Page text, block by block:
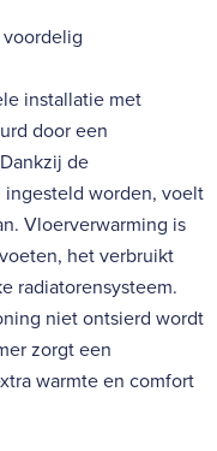
installatie met
door een
de
worden, voelt
Vloerverwarming is
het verbruikt
radiatorensysteem.
niet ontsierd wordt
zorgt een
warmte en comfort